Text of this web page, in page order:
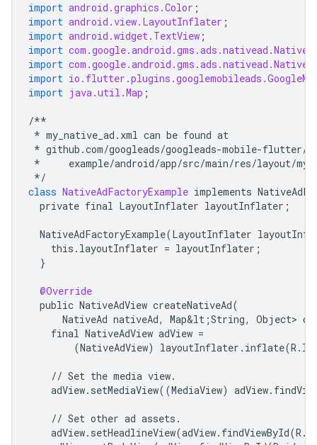
import android.graphics.Color ;
import android.view.LayoutInflater ;
import android.widget.TextView ;
import
import
import
import java.util.Map ;
/**
* my_native_ad . xml can be found at
* github .com/googleads/googleads-mobile-flutter/
*
example/android/app/src/main/res/layout/
*/
class NativeAdFactoryExample implements
private final LayoutInflater layoutInflater ;
NativeAdFactoryExample(LayoutInflater
this . layoutInflater = layoutInflater ;
}
@Override
public NativeAdView createNativeAd(
NativeAd nativeAd, Map&lt ;String, Object>
final NativeAdView adView =
(NativeAdView) layoutInflater . inflate(R .
// Set the media view.
adView. setMediaView((MediaView) adView.
// Set other ad assets .
adView. setHeadlineView(adView. findViewById(R .